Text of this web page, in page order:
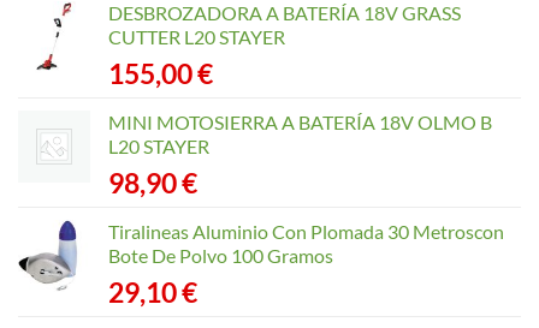
DESBROZADORA A BATERÍA 18V GRASS
CUTTER L20 STAYER
155,00€
MINI MOTOSIERRA A BATERÍA 18V OLMO B
L20 STAYER
98,90€
Tiralineas Aluminio Con Plomada 30 Metroscon
Bote De Polvo 100 Gramos
29,10€